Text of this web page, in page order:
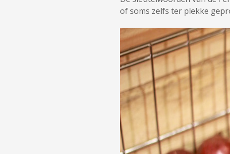
of soms zelfs ter plekke